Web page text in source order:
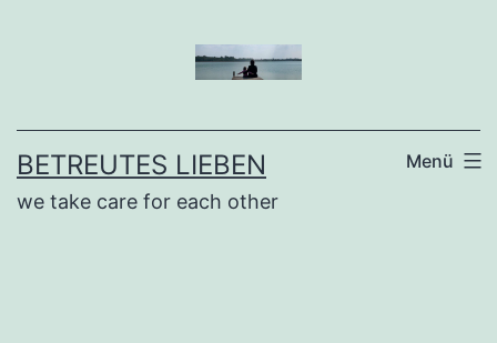
BETREUTES LIEBEN
we take care for each other
Menü